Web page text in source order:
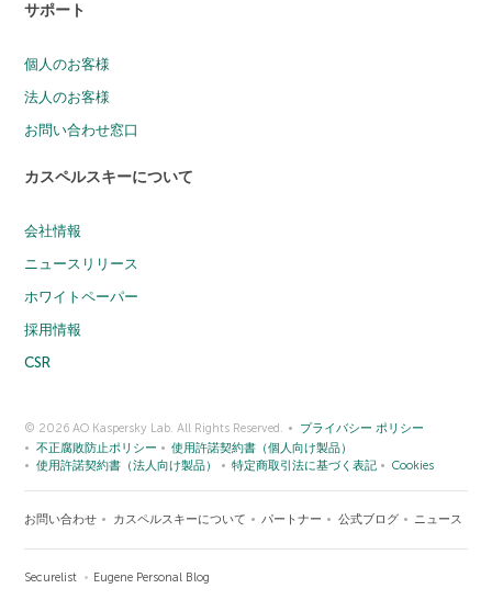
サポート
個人のお客様
法人のお客様
お問い合わせ窓口
カスペルスキーについて
会社情報
ニュースリリース
ホワイトペーパー
採用情報
CSR
© 2026 AO Kaspersky Lab. All Rights Reserved.
プライバシー ポリシー
不正腐敗防止ポリシー
使用許諾契約書（個人向け製品）
使用許諾契約書（法人向け製品）
特定商取引法に基づく表記 Cookies
お問い合わせ カスペルスキーについて パートナー 公式ブログ ニュース
Securelist Eugene Personal Blog